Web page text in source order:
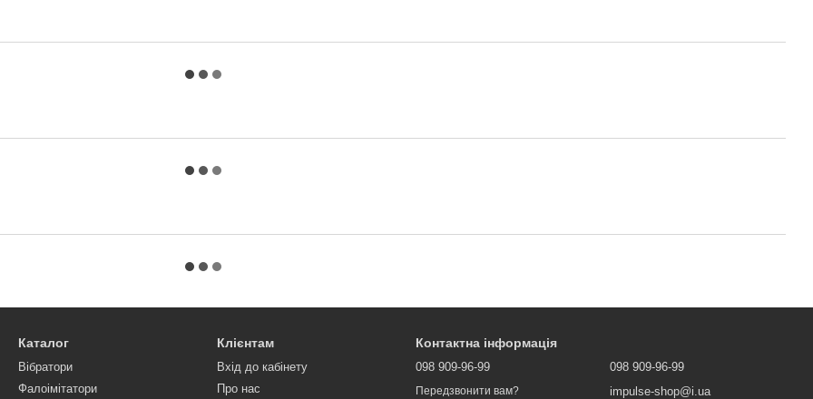
Каталог
Вібратори
Фалоімітатори
Клієнтам
Вхід до кабінету
Про нас
Контактна інформація
098 909-96-99
Передзвонити вам?
098 909-96-99
impulse-shop@i.ua